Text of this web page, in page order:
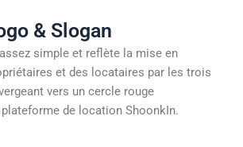
& Slogan
simple et reflète la mise en
et des locataires par les trois
vers un cercle rouge
de location ShoonkIn.